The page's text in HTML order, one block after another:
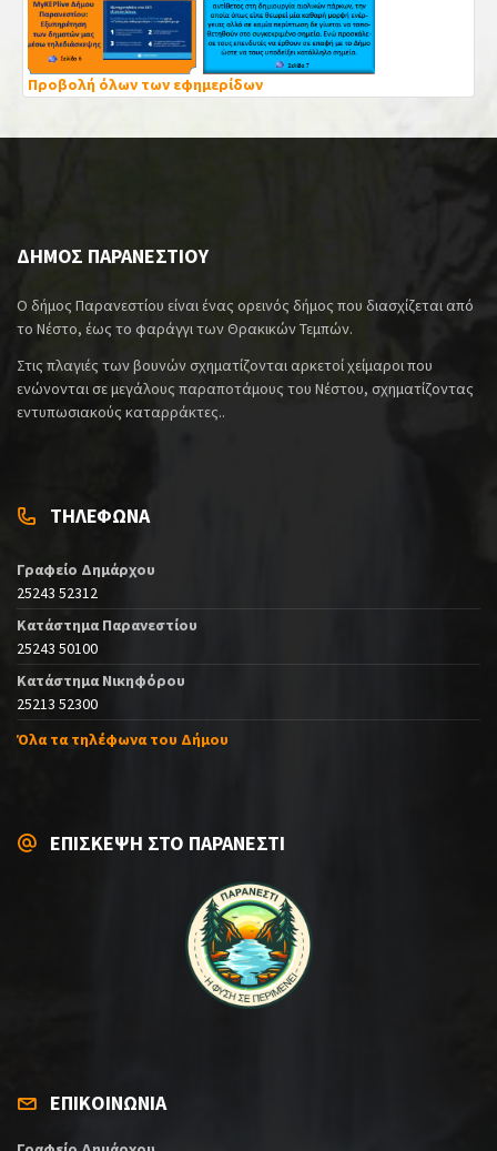
Προβολή όλων των εφημερίδων
ΔΗΜΟΣ ΠΑΡΑΝΕΣΤΙΟΥ
Ο δήμος Παρανεστίου είναι ένας ορεινός δήμος που διασχίζεται από
το Νέστο, έως το φαράγγι των Θρακικών Τεμπών.
Στις πλαγιές των βουνών σχηματίζονται αρκετοί χείμαροι που
ενώνονται σε μεγάλους παραποτάμους του Νέστου, σχηματίζοντας
εντυπωσιακούς καταρράκτες..
ΤΗΛΕΦΩΝΑ
Γραφείο Δημάρχου
25243 52312
Κατάστημα Παρανεστίου
25243 50100
Κατάστημα Νικηφόρου
25213 52300
Όλα τα τηλέφωνα του Δήμου
ΕΠΙΣΚΕΨΗ ΣΤΟ ΠΑΡΑΝΕΣΤΙ
ΕΠΙΚΟΙΝΩΝΙΑ